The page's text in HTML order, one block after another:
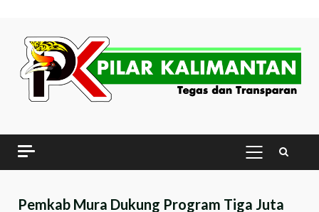
content
PRIMARY
MENU
Pemkab Mura Dukung Program Tiga Juta